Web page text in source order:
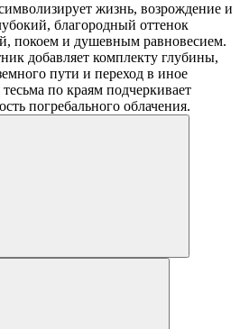
жизнь, возрождение и
благородный оттенок
покоем и душевным равновесием.
добавляет комплекту глубины,
пути и переход в иное
по краям подчеркивает
погребального облачения.